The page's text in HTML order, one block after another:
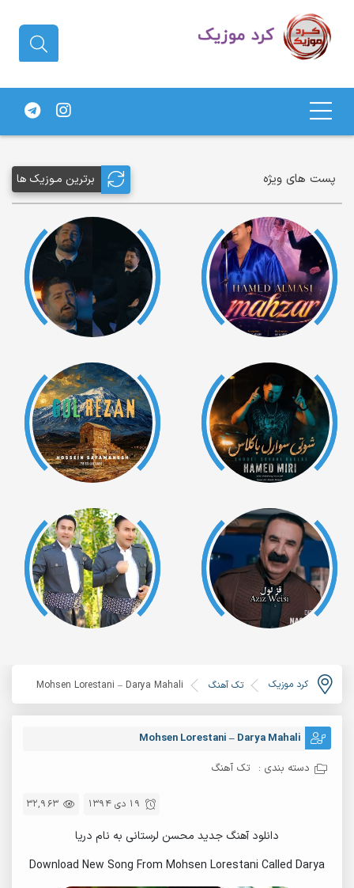
های کردی
پست های ویژه برترین مـوزیک ها
کرد موزیک تک آهنگ Mohsen Lorestani – Darya Mahali
Mohsen Lorestani – Darya Mahali
دسته بندی : تک آهنگ
32,963 19 دی 1394
دانلود آهنگ جدید محسن لرستانی به نام دریا
Download New Song From Mohsen Lorestani Called Darya